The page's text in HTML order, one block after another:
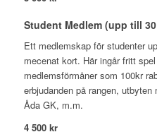
Student Medlem (upp till
Ett medlemskap för studenter
mecenat kort. Här ingår fritt
medlemsförmåner som 100kr
erbjudanden på rangen,
Åda GK, m.m.
4 500 kr